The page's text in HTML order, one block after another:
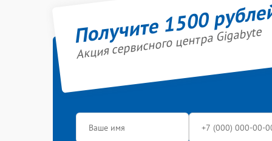
Получите 1500
Акция сервисного центра Gigabyte